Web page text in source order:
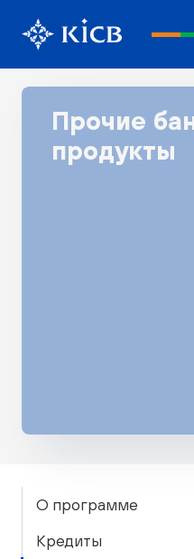
Прочие
продукты
О программе
Кредиты